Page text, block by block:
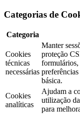
Categorias de
Categoria
Cookies
técnicas
necessárias
Manter
proteção
formulários,
básica.
Cookies
analíticas
Ajudam a
utilização
para